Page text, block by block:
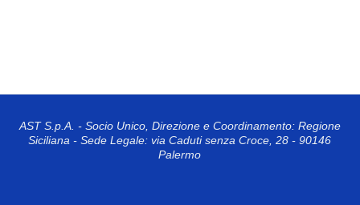
AST S.p.A. - Socio Unico, Direzione e Coordinamento: Regione
Siciliana - Sede Legale: via Caduti senza Croce, 28 - 90146
Palermo